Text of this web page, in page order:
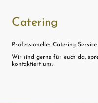
Catering
Professioneller Catering
Wir sind gerne für euch da,
kontaktiert uns.